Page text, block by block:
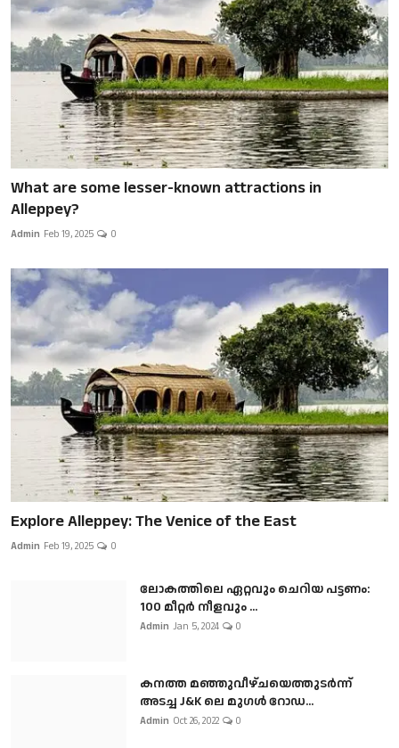
What are some lesser-known attractions in
Alleppey?
Admin Feb 19, 2025 0
Explore Alleppey: The Venice of the East
Admin Feb 19, 2025 0
ലോകത്തിലെ ഏറ്റവും ചെറിയ പട്ടണം:
100 മീറ്റർ നീളവും ...
Admin Jan 5, 2024 0
കനത്ത മഞ്ഞുവീഴ്ചയെത്തുടർന്ന്
അടച്ച J&K ലെ മുഗൾ റോഡ...
Admin Oct 26, 2022 0